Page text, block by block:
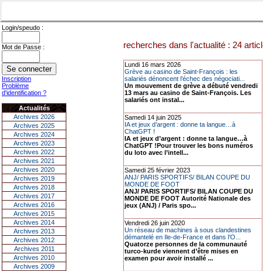
Login/speudo :
Mot de Passe :
Inscription
Problème
d'identification ?
Actualités
Archives 2026
Archives 2025
Archives 2024
Archives 2023
Archives 2022
Archives 2021
Archives 2020
Archives 2019
Archives 2018
Archives 2017
Archives 2016
Archives 2015
Archives 2014
Archives 2013
Archives 2012
Archives 2011
Archives 2010
Archives 2009
recherches dans l'actualité : 24
Lundi 16 mars 2026
Grève au casino de Saint-François : les
salariés dénoncent l’échec des négociati...
Un mouvement de grève a débuté vendredi
13 mars au casino de Saint-François. Les
salariés ont instal...
Samedi 14 juin 2025
IA et jeux d’argent : donne ta langue…à
ChatGPT !
IA et jeux d’argent : donne ta langue…à
ChatGPT !Pour trouver les bons numéros
du loto avec l’intell...
Samedi 25 février 2023
ANJ/ PARIS SPORTIFS/ BILAN COUPE DU
MONDE DE FOOT
ANJ/ PARIS SPORTIFS/ BILAN COUPE DU
MONDE DE FOOT Autorité Nationale des
jeux (ANJ) / Paris spo...
Vendredi 26 juin 2020
Un réseau de machines à sous clandestines
démantelé en Ile-de-France et dans l’O...
Quatorze personnes de la communauté
turco-kurde viennent d’être mises en
examen pour avoir installé ...